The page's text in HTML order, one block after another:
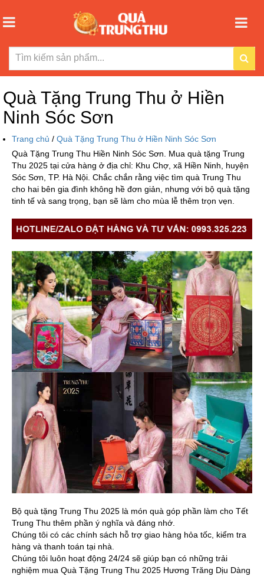
Quà Tặng Trung Thu ở Hiền
Ninh Sóc Sơn
Trang chủ / Quà Tặng Trung Thu ở Hiền Ninh Sóc Sơn
Quà Tặng Trung Thu Hiền Ninh Sóc Sơn. Mua quà tặng Trung
Thu 2025 tại cửa hàng ở địa chỉ: Khu Chợ, xã Hiền Ninh, huyện
Sóc Sơn, TP. Hà Nội. Chắc chắn rằng việc tìm quà Trung Thu
cho hai bên gia đình không hề đơn giản, nhưng với bộ quà tặng
tinh tế và sang trọng, bạn sẽ làm cho mùa lễ thêm trọn vẹn.
Bộ quà tặng Trung Thu 2025 là món quà góp phần làm cho Tết
Trung Thu thêm phần ý nghĩa và đáng nhớ.
Chúng tôi có các chính sách hỗ trợ giao hàng hỏa tốc, kiểm tra
hàng và thanh toán tại nhà.
Chúng tôi luôn hoạt động 24/24 sẽ giúp bạn có những trải
nghiệm mua Quà Tặng Trung Thu 2025 Hương Trăng Dịu Dàng